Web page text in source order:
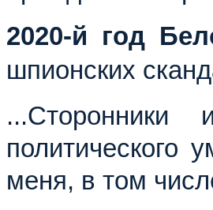
2020-й год
шпионских
...Сторонники
политического
меня, в том